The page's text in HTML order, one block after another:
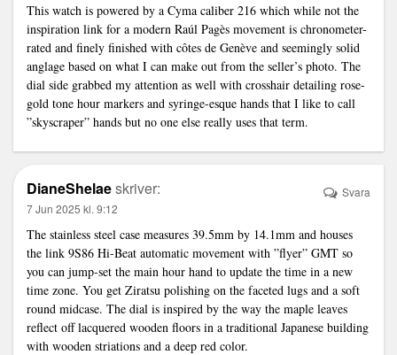
This watch is powered by a Cyma caliber 216 which while not the
inspiration link for a modern Raúl Pagès movement is chronometer-
rated and finely finished with côtes de Genève and seemingly solid
anglage based on what I can make out from the seller’s photo. The
dial side grabbed my attention as well with crosshair detailing rose-
gold tone hour markers and syringe-esque hands that I like to call
”skyscraper” hands but no one else really uses that term.
DianeShelaeskriver:
7 Jun 2025 kl. 9:12
The stainless steel case measures 39.5mm by 14.1mm and houses
the link 9S86 Hi-Beat automatic movement with ”flyer” GMT so
you can jump-set the main hour hand to update the time in a new
time zone. You get Ziratsu polishing on the faceted lugs and a soft
round midcase. The dial is inspired by the way the maple leaves
reflect off lacquered wooden floors in a traditional Japanese building
with wooden striations and a deep red color.
Svara